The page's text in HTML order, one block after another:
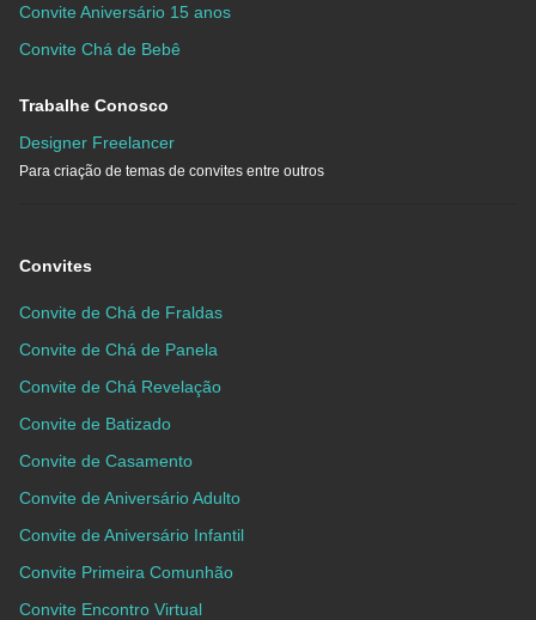
Convite Aniversário 15 anos
Convite Chá de Bebê
Trabalhe Conosco
Designer Freelancer
Para criação de temas de convites entre outros
Convites
Convite de Chá de Fraldas
Convite de Chá de Panela
Convite de Chá Revelação
Convite de Batizado
Convite de Casamento
Convite de Aniversário Adulto
Convite de Aniversário Infantil
Convite Primeira Comunhão
Convite Encontro Virtual